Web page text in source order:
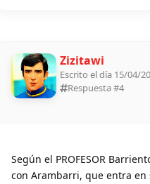
Zizitawi
Escrito el día 15/04/
Respuesta #4
Según el PROFESOR
con Arambarri, que entra en